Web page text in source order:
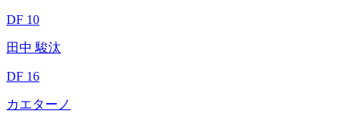
DF 10
田中 駿汰
DF 16
カエターノ